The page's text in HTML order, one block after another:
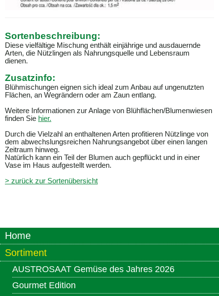
Sortenbeschreibung:
Diese vielfältige Mischung enthält einjährige und ausdauernde
Arten, die Nützlingen als Nahrungsquelle und Lebensraum
dienen.
Zusatzinfo:
Blühmischungen eignen sich ideal zum Anbau auf ungenutzten
Flächen, an Wegrändern oder am Zaun entlang.
Weitere Informationen zur Anlage von Blühflächen/Blumenwiesen
finden Sie hier.
Durch die Vielzahl an enthaltenen Arten profitieren Nützlinge von
dem abwechslungsreichen Nahrungsangebot über einen langen
Zeitraum hinweg.
Natürlich kann ein Teil der Blumen auch gepflückt und in einer
Vase im Haus aufgestellt werden.
> zurück zur Sortenübersicht
Home
Sortiment
AUSTROSAAT Gemüse des Jahres 2026
Gourmet Edition